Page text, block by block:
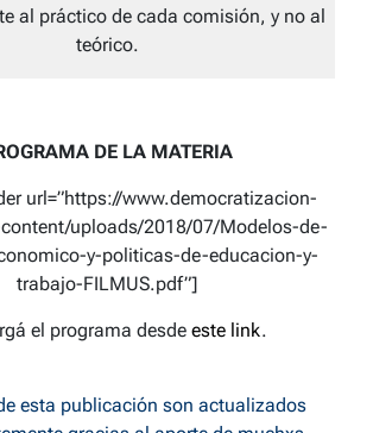
al práctico de cada comisión, y no al
teórico.
DE LA MATERIA
url=”https://www.democratizacion-
uploads/2018/07/Modelos-de-
y-politicas-de-educacion-y-
trabajo-FILMUS.pdf”]
el programa desde este link.
esta publicación son actualizados